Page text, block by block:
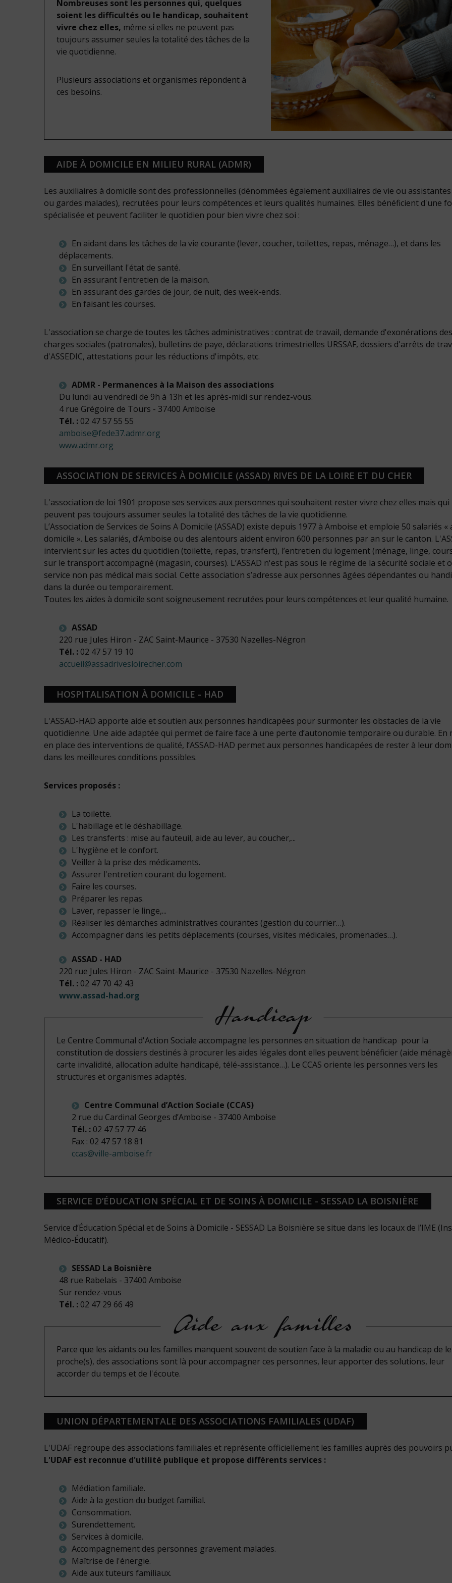
Nombreuses sont les personnes qui, quelques
soient les difficultés ou le handicap, souhaitent
vivre chez elles, même si elles ne peuvent pas
toujours assumer seules la totalité des tâches de la
vie quotidienne.
Plusieurs associations et organismes répondent à
ces besoins.
AIDE À DOMICILE EN MILIEU RURAL (ADMR)
Les auxiliaires à domicile sont des professionnelles (dénommées également auxiliaires de vie ou
ou gardes malades), recrutées pour leurs compétences et leurs qualités humaines. Elles bénéficient d'une
spécialisée et peuvent faciliter le quotidien pour bien vivre chez soi :
En aidant dans les tâches de la vie courante (lever, coucher, toilettes, repas, ménage…), et dans les
déplacements.
En surveillant l'état de santé.
En assurant l'entretien de la maison.
En assurant des gardes de jour, de nuit, des week-ends.
En faisant les courses.
L'association se charge de toutes les tâches administratives : contrat de travail, demande d'exonérations des
charges sociales (patronales), bulletins de paye, déclarations trimestrielles URSSAF, dossiers d'arrêts de
d'ASSEDIC, attestations pour les réductions d'impôts, etc.
ADMR - Permanences à la Maison des associations
Du lundi au vendredi de 9h à 13h et les après-midi sur rendez-vous.
4 rue Grégoire de Tours - 37400 Amboise
Tél. : 02 47 57 55 55
amboise@fede37.admr.org
www.admr.org
ASSOCIATION DE SERVICES À DOMICILE (ASSAD) RIVES DE LA LOIRE ET DU CHER
L'association de loi 1901 propose ses services aux personnes qui souhaitent rester vivre chez elles mais qui
peuvent pas toujours assumer seules la totalité des tâches de la vie quotidienne.
L’Association de Services de Soins A Domicile (ASSAD) existe depuis 1977 à Amboise et emploie 50 salariés «
domicile ». Les salariés, d’Amboise ou des alentours aident environ 600 personnes par an sur le canton.
intervient sur les actes du quotidien (toilette, repas, transfert), l’entretien du logement (ménage, linge,
sur le transport accompagné (magasin, courses). L’ASSAD n'est pas sous le régime de la sécurité sociale et
service non pas médical mais social. Cette association s’adresse aux personnes âgées dépendantes ou
dans la durée ou temporairement.
Toutes les aides à domicile sont soigneusement recrutées pour leurs compétences et leur qualité humaine.
ASSAD
220 rue Jules Hiron - ZAC Saint-Maurice - 37530 Nazelles-Négron
Tél. : 02 47 57 19 10
accueil@assadrivesloirecher.com
HOSPITALISATION À DOMICILE - HAD
L'ASSAD-HAD apporte aide et soutien aux personnes handicapées pour surmonter les obstacles de la vie
quotidienne. Une aide adaptée qui permet de faire face à une perte d’autonomie temporaire ou durable. En
en place des interventions de qualité, l’ASSAD-HAD permet aux personnes handicapées de rester à leur
dans les meilleures conditions possibles.
Services proposés :
La toilette.
L'habillage et le déshabillage.
Les transferts : mise au fauteuil, aide au lever, au coucher,...
L'hygiène et le confort.
Veiller à la prise des médicaments.
Assurer l'entretien courant du logement.
Faire les courses.
Préparer les repas.
Laver, repasser le linge,...
Réaliser les démarches administratives courantes (gestion du courrier…).
Accompagner dans les petits déplacements (courses, visites médicales, promenades…).
ASSAD - HAD
220 rue Jules Hiron - ZAC Saint-Maurice - 37530 Nazelles-Négron
Tél. : 02 47 70 42 43
www.assad-had.org
Handicap
Le Centre Communal d'Action Sociale accompagne les personnes en situation de handicap pour la
constitution de dossiers destinés à procurer les aides légales dont elles peuvent bénéficier (aide
carte invalidité, allocation adulte handicapé, télé-assistance…). Le CCAS oriente les personnes vers les
structures et organismes adaptés.
Centre Communal d’Action Sociale (CCAS)
2 rue du Cardinal Georges d’Amboise - 37400 Amboise
Tél. : 02 47 57 77 46
Fax : 02 47 57 18 81
ccas@ville-amboise.fr
SERVICE D’ÉDUCATION SPÉCIAL ET DE SOINS À DOMICILE - SESSAD LA BOISNIÈRE
Service d’Éducation Spécial et de Soins à Domicile - SESSAD La Boisnière se situe dans les locaux de l’IME
Médico-Éducatif).
SESSAD La Boisnière
48 rue Rabelais - 37400 Amboise
Sur rendez-vous
Tél. : 02 47 29 66 49
Aide aux familles
Parce que les aidants ou les familles manquent souvent de soutien face à la maladie ou au handicap de
proche(s), des associations sont là pour accompagner ces personnes, leur apporter des solutions, leur
accorder du temps et de l'écoute.
UNION DÉPARTEMENTALE DES ASSOCIATIONS FAMILIALES (UDAF)
L'UDAF regroupe des associations familiales et représente officiellement les familles auprès des pouvoirs
L'UDAF est reconnue d'utilité publique et propose différents services :
Médiation familiale.
Aide à la gestion du budget familial.
Consommation.
Surendettement.
Services à domicile.
Accompagnement des personnes gravement malades.
Maîtrise de l'énergie.
Aide aux tuteurs familiaux.